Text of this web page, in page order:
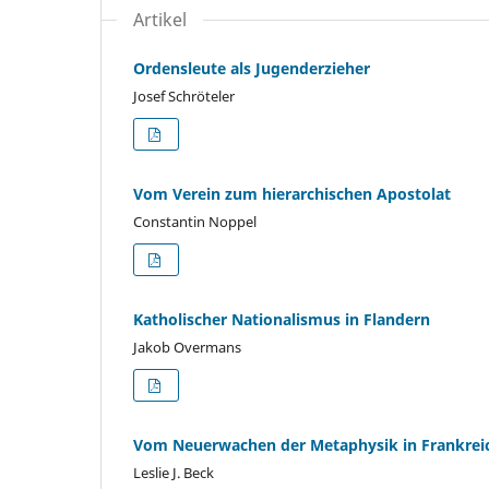
Artikel
Ordensleute als Jugenderzieher
Josef Schröteler
Vom Verein zum hierarchischen Apostolat
Constantin Noppel
Katholischer Nationalismus in Flandern
Jakob Overmans
Vom Neuerwachen der Metaphysik in
Leslie J. Beck